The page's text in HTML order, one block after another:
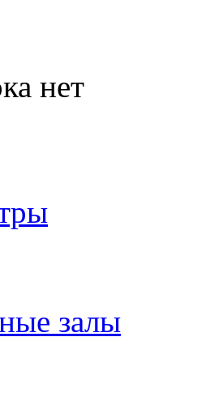
нет
залы